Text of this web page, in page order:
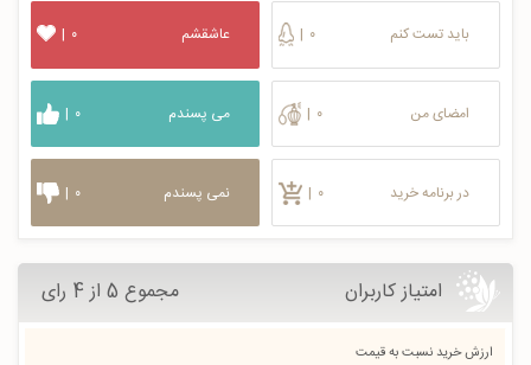
باید تست کنم | ۰
امضای من | ۰
در برنامه خرید | ۰
عاشقشم | ۰
می پسندم | ۰
نمی پسندم | ۰
امتیاز کاربران مجموع 5 از 4 رای
ارزش خرید نسبت به قیمت